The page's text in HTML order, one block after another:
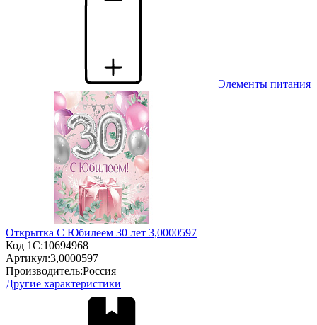
Элементы питания
Открытка С Юбилеем 30 лет 3,0000597
Код 1С:10694968
Артикул:3,0000597
Производитель:Россия
Другие характеристики